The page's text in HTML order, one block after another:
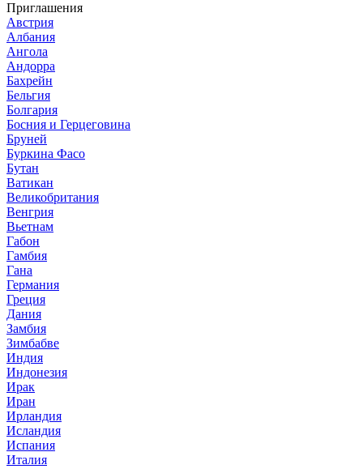
Приглашения
Австрия
Албания
Ангола
Андорра
Бахрейн
Бельгия
Болгария
Босния и Герцеговина
Бруней
Буркина Фасо
Бутан
Ватикан
Великобритания
Венгрия
Вьетнам
Габон
Гамбия
Гана
Германия
Греция
Дания
Замбия
Зимбабве
Индия
Индонезия
Ирак
Иран
Ирландия
Исландия
Испания
Италия